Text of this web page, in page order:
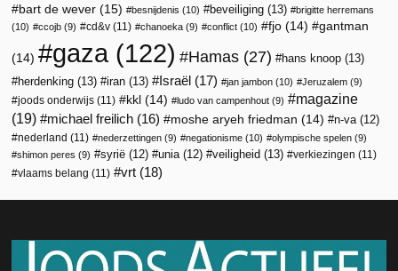
bart de wever (15) besnijdenis (10) beveiliging (13)
brigitte herremans
(10)
ccojb (9) cd&v (11) chanoeka (9) conflict (10) fjo (14) gantman
(14) gaza (122) Hamas (27) hans knoop (13)
herdenking (13) iran (13) Israël (17) jan jambon (10) Jeruzalem (9)
joods onderwijs (11) kkl (14) ludo van campenhout (9)
magazine
(19)
michael freilich (16) moshe aryeh friedman (14) n-va (12)
nederland (11) nederzettingen (9) negationisme (10) olympische spelen (9)
shimon peres (9) syrië (12) unia (12) veiligheid (13) verkiezingen (11)
vlaams belang (11) vrt (18)